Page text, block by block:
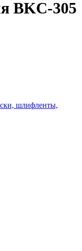
BKC-305
шлифленты,